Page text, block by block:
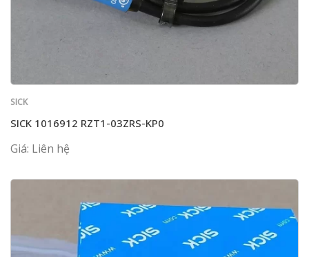
SICK
SICK 1016912 RZT1-03ZRS-KP0
Giá: Liên hệ